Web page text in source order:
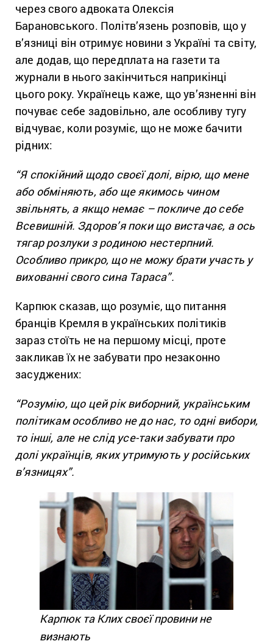
через свого адвоката Олексія
Барановського. Політв’язень розповів, що у
в’язниці він отримує новини з Україні та світу,
але додав, що передплата на газети та
журнали в нього закінчиться наприкінці
цього року. Українець каже, що ув’язненні він
почуває себе задовільно, але особливу тугу
відчуває, коли розуміє, що не може бачити
рідних:
“Я спокійний щодо своєї долі, вірю, що мене
або обміняють, або ще якимось чином
звільнять, а якщо немає – покличе до себе
Всевишній. Здоров’я поки що вистачає, а ось
тягар розлуки з родиною нестерпний.
Особливо прикро, що не можу брати участь у
вихованні свого сина Тараса”.
Карпюк сказав, що розуміє, що питання
бранців Кремля в українських політиків
зараз стоїть не на першому місці, проте
закликав їх не забувати про незаконно
засуджених:
“Розумію, що цей рік виборний, українським
політикам особливо не до нас, то одні вибори,
то інші, але не слід усе-таки забувати про
долі українців, яких утримують у російських
в’язницях”.
Карпюк та Клих своєї провини не
визнають